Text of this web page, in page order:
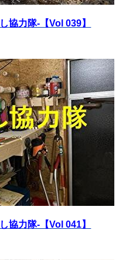
協力隊‐【Vol 039】
協力隊‐【Vol 041】